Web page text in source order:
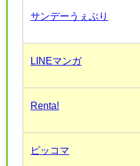
サンデーうぇぶり
LINEマンガ
Renta!
ピッコマ